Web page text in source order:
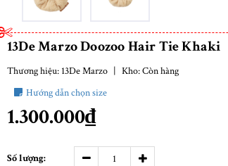
13De Marzo Doozoo Hair Tie Khaki
Thương hiệu: 13De Marzo | Kho:Còn hàng
Hướng dẫn chọn size
1.300.000₫
Số lượng: